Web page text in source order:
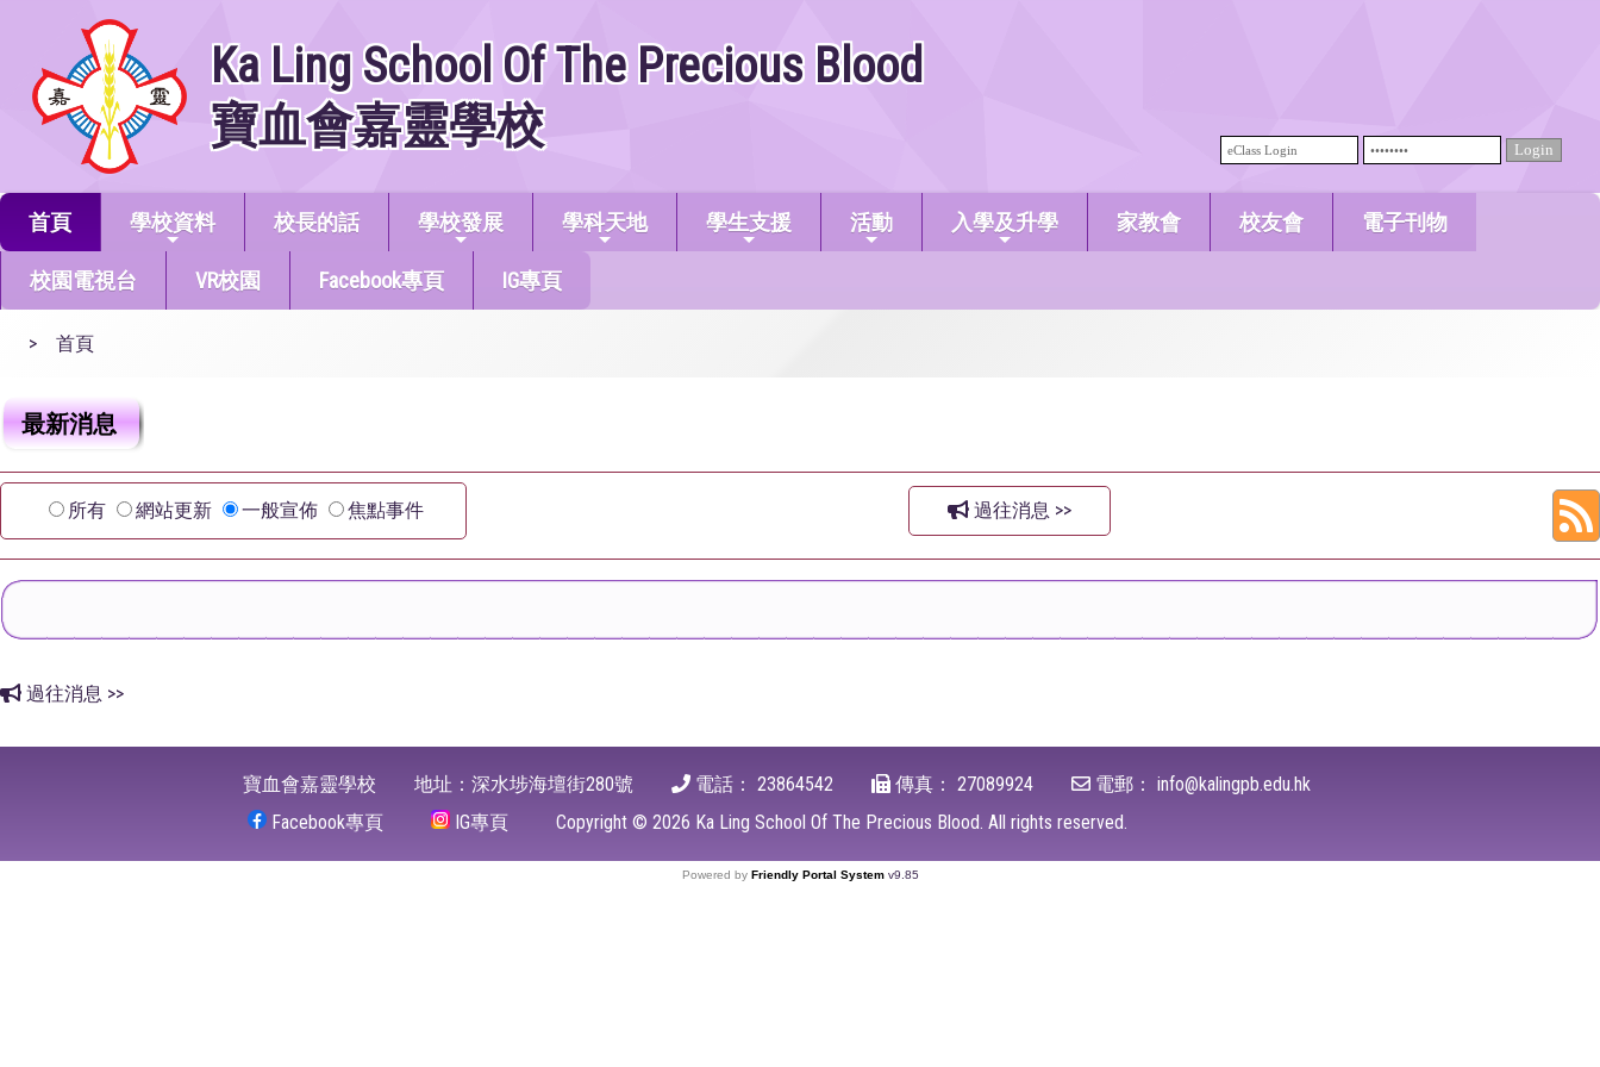
Ka Ling School Of The Precious Blood
寶血會嘉靈學校
首頁 學校資料 校長的話 學校發展 學科天地 學生支援 活動 入學及升學 家教會 校友會 電子刊物
校園電視台 VR校園 Facebook專頁 IG專頁
> 首頁
最新消息
所有 網站更新 一般宣佈 焦點事件 過往消息 >>
過往消息 >>
寶血會嘉靈學校 地址：深水埗海壇街280號 電話： 23864542 傳真： 27089924 電郵： info@kalingpb.edu.hk
Facebook專頁
IG專頁 Copyright © 2026 Ka Ling School Of The Precious Blood. All rights reserved.
Powered by Friendly Portal System v9.85